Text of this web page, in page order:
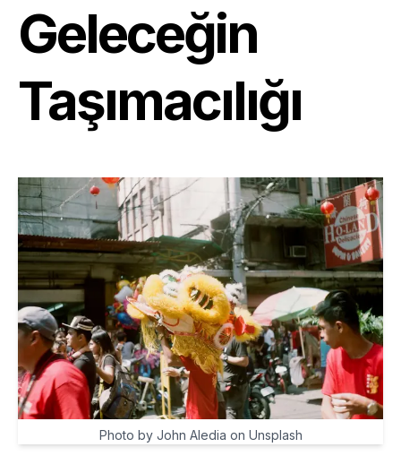
Geleceğin
Taşımacılığı
Photo by John Aledia on Unsplash